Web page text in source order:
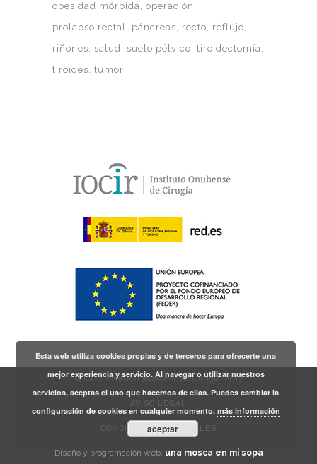
obesidad mórbida operación
prolapso rectal
páncreas recto
reflujo
riñones
salud suelo pélvico tiroidectomía
tiroides tumor
© IOCir Instituto Onubense de Cirugía, 2017
AVISO LEGAL
CONDICIONES GENERALES
Diseño y programación web: una mosca en mi sopa
Esta web utiliza cookies propias y de terceros para ofrecerte una
mejor experiencia y servicio. Al navegar o utilizar nuestros
servicios, aceptas el uso que hacemos de ellas. Puedes cambiar la
configuración de cookies en cualquier momento. más información
aceptar